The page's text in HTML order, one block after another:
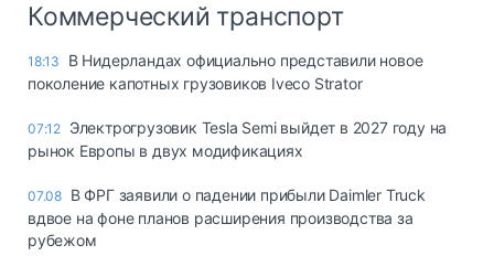
Коммерческий транспорт
18:13
В Нидерландах официально представили новое
поколение капотных грузовиков Iveco Strator
07:12 Электрогрузовик Tesla Semi выйдет в 2027 году на
рынок Европы в двух модификациях
07.08 В ФРГ заявили о падении прибыли Daimler Truck
вдвое на фоне планов расширения производства за
рубежом